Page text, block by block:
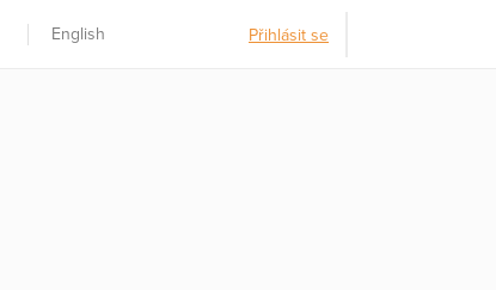
English Přihlásit se